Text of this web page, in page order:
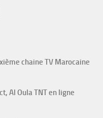
chaine TV Marocaine
Al Oula TNT en ligne